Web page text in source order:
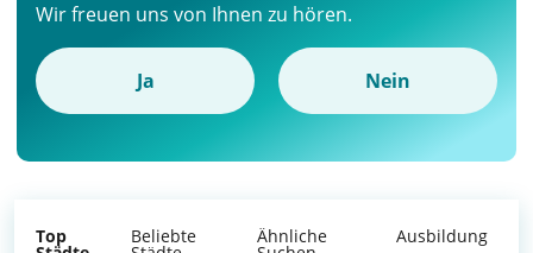
Wir freuen uns von Ihnen zu hören.
Ja Nein
Top Beliebte Ähnliche Ausbildung